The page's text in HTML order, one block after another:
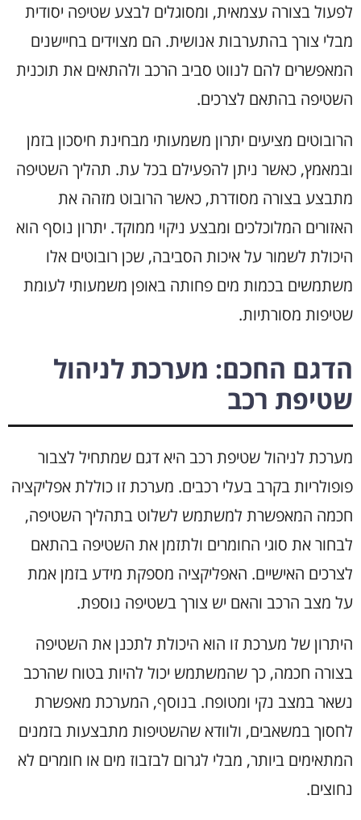
לפעול בצורה עצמאית, ומסוגלים לבצע שטיפה יסודית
מבלי צורך בהתערבות אנושית. הם מצוידים בחיישנים
המאפשרים להם לנווט סביב הרכב ולהתאים את תוכנית
השטיפה בהתאם לצרכים.
הרובוטים מציעים יתרון משמעותי מבחינת חיסכון בזמן
ובמאמץ, כאשר ניתן להפעילם בכל עת. תהליך השטיפה
מתבצע בצורה מסודרת, כאשר הרובוט מזהה את
האזורים המלוכלכים ומבצע ניקוי ממוקד. יתרון נוסף הוא
היכולת לשמור על איכות הסביבה, שכן רובוטים אלו
משתמשים בכמות מים פחותה באופן משמעותי לעומת
שטיפות מסורתיות.
הדגם החכם: מערכת לניהול
שטיפת רכב
מערכת לניהול שטיפת רכב היא דגם שמתחיל לצבור
פופולריות בקרב בעלי רכבים. מערכת זו כוללת אפליקציה
חכמה המאפשרת למשתמש לשלוט בתהליך השטיפה,
לבחור את סוגי החומרים ולתזמן את השטיפה בהתאם
לצרכים האישיים. האפליקציה מספקת מידע בזמן אמת
על מצב הרכב והאם יש צורך בשטיפה נוספת.
היתרון של מערכת זו הוא היכולת לתכנן את השטיפה
בצורה חכמה, כך שהמשתמש יכול להיות בטוח שהרכב
נשאר במצב נקי ומטופח. בנוסף, המערכת מאפשרת
לחסוך במשאבים, ולוודא שהשטיפות מתבצעות בזמנים
המתאימים ביותר, מבלי לגרום לבזבוז מים או חומרים לא
נחוצים.